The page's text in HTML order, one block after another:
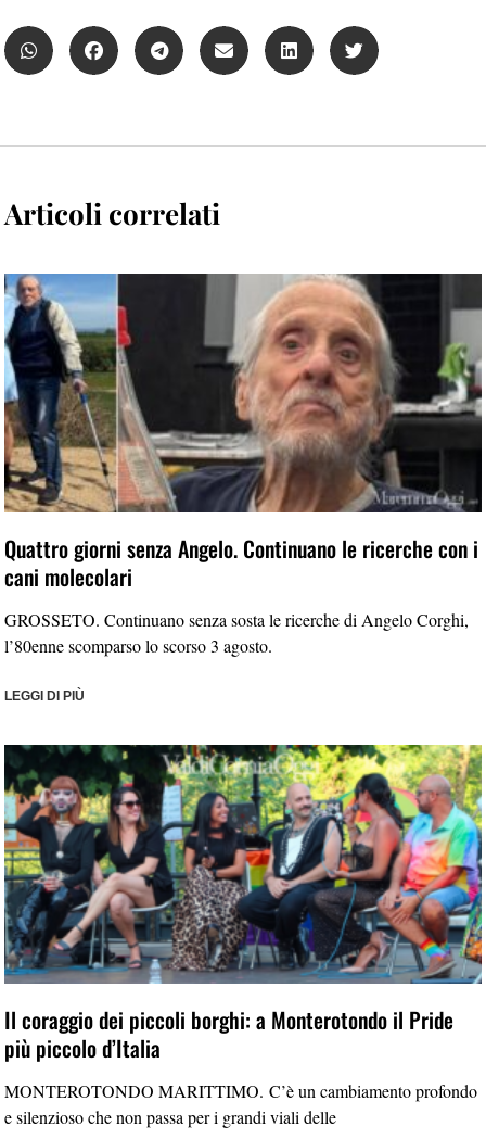
Articoli correlati
Quattro giorni senza Angelo. Continuano le ricerche con i
cani molecolari
GROSSETO. Continuano senza sosta le ricerche di Angelo Corghi,
l’80enne scomparso lo scorso 3 agosto.
LEGGI DI PIÙ
Il coraggio dei piccoli borghi: a Monterotondo il Pride
più piccolo d’Italia
MONTEROTONDO MARITTIMO. C’è un cambiamento profondo
e silenzioso che non passa per i grandi viali delle